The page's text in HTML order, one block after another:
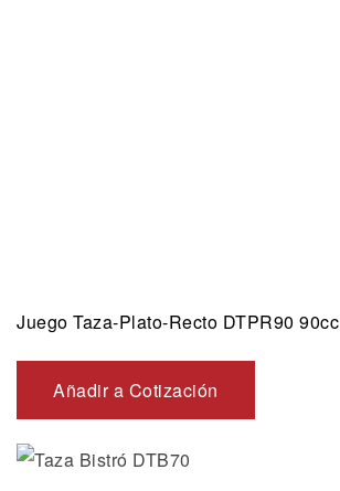
Juego Taza-Plato-Recto DTPR90 90cc
Añadir a Cotización